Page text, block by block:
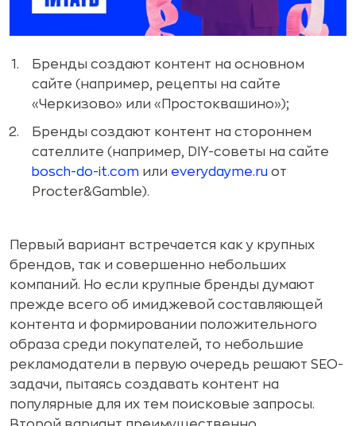
Бренды создают контент на основном
сайте (например, рецепты на сайте
«Черкизово» или «Простоквашино»);
Бренды создают контент на стороннем
сателлите (например, DIY-советы на сайте
bosch-do-it.com или everydayme.ru от
Procter&Gamble).
Первый вариант встречается как у крупных
брендов, так и совершенно небольших
компаний. Но если крупные бренды думают
прежде всего об имиджевой составляющей
контента и формировании положительного
образа среди покупателей, то небольшие
рекламодатели в первую очередь решают SEO-
задачи, пытаясь создавать контент на
популярные для их тем поисковые запросы.